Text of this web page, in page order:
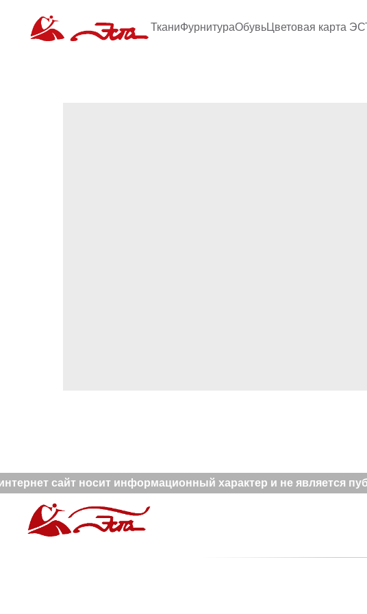
ТканиФурнитураОбувьЦветовая карта
сайт носит информационный характер и не является